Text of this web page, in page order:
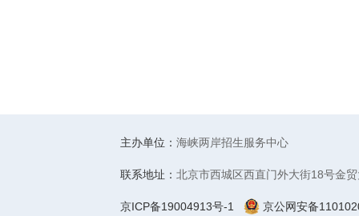
主办单位： 海峡两岸招生服务中心
联系地址： 北京市西城区西直门外大街18号金
京ICP备19004913号-1 京公网安备